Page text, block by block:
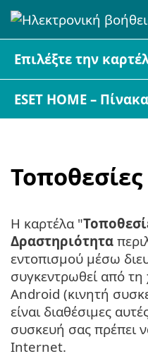
Επιλέξτε την
ESET HOME –
Τοποθεσίες
Η καρτέλα "
Δραστηριότητα
εντοπισμού μέσω
συγκεντρωθεί από
Android (κινητή
είναι διαθέσιμες
συσκευή σας πρέπει
Internet.